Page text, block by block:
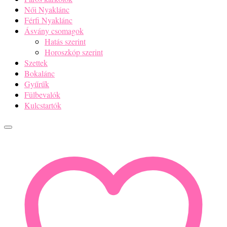
Női Nyaklánc
Férfi Nyaklánc
Ásvány csomagok
Hatás szerint
Horoszkóp szerint
Szettek
Bokalánc
Gyűrűk
Fülbevalók
Kulcstartók